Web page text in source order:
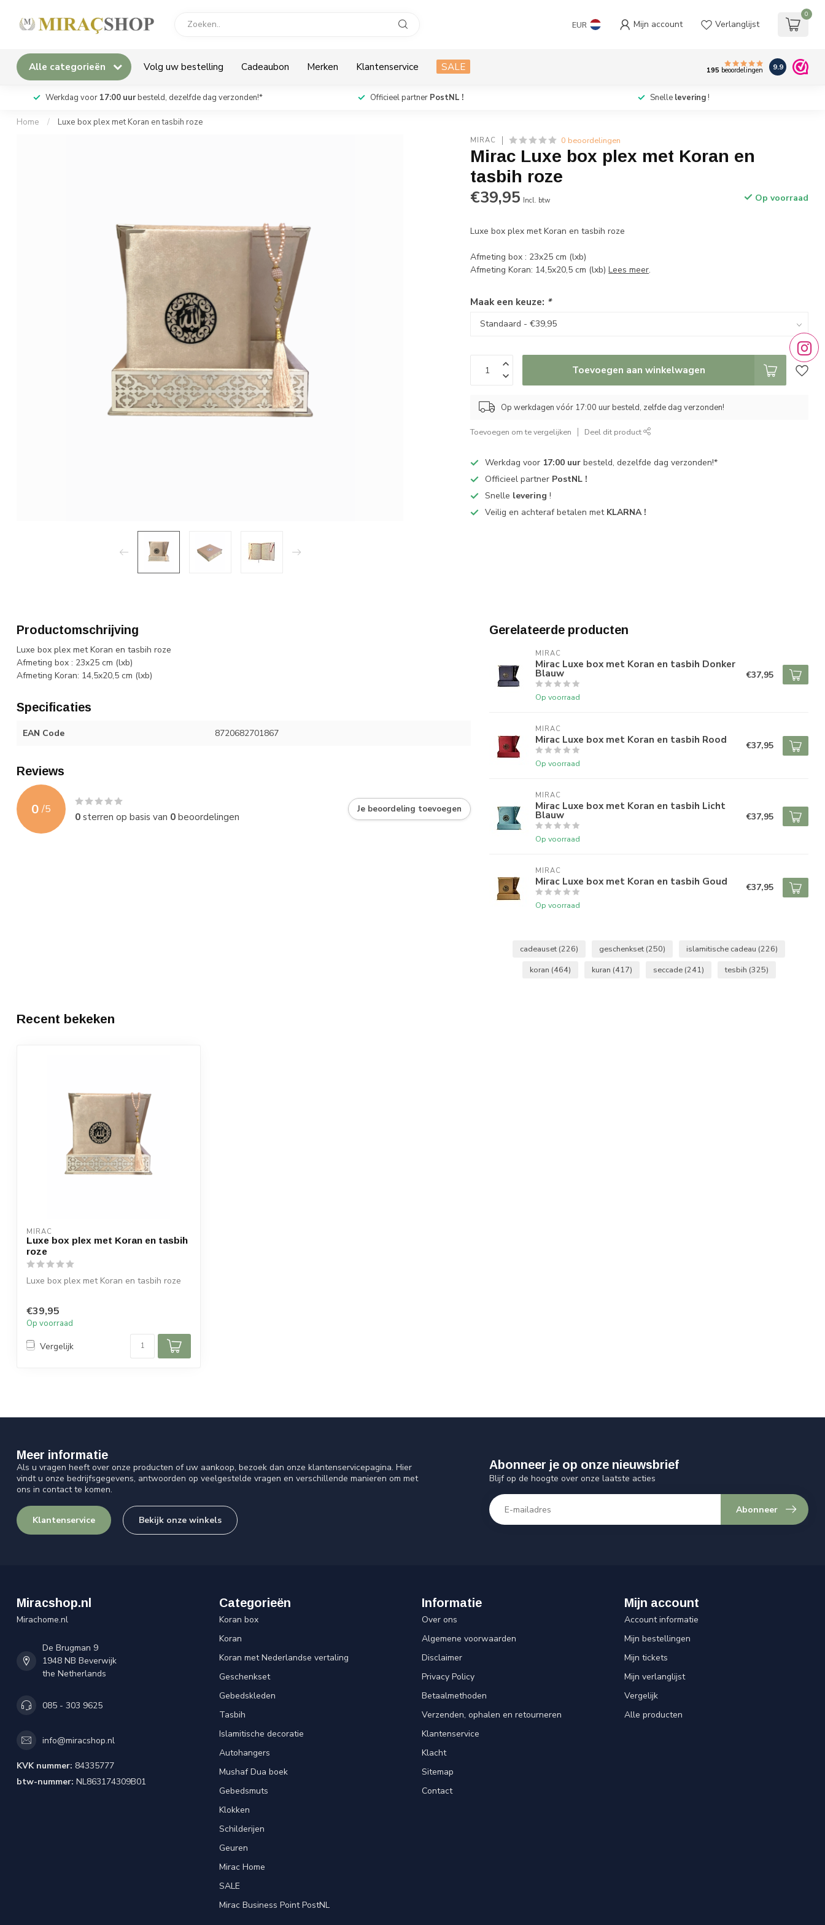
EUR Mijn account Verlanglijst
0
Alle categorieën Volg uw bestelling Cadeaubon Merken Klantenservice SALE 195 beoordelingen 9.9
Werkdag voor 17:00 uurbesteld, dezelfde dag verzonden!* Officieel partner PostNL ! Snelle levering!
Home / Luxe box plex met Koran en tasbih roze
MIRAC 0 beoordelingen
Mirac Luxe box plex met Koran en
tasbih roze
€39,95 Incl. btw Op voorraad
Luxe box plex met Koran en tasbih roze
Afmeting box : 23x25 cm (lxb)
Afmeting Koran: 14,5x20,5 cm (lxb)Lees meer.
Maak een keuze: *
Toevoegen aan winkelwagen
Op werkdagen vóór 17:00 uur besteld, zelfde dag verzonden!
Toevoegen om te vergelijken Deel dit product
Werkdag voor 17:00 uur besteld, dezelfde dag verzonden!*
Officieel partner PostNL !
Snelle levering !
Veilig en achteraf betalen met KLARNA !
Productomschrijving
Luxe box plex met Koran en tasbih roze
Afmeting box : 23x25 cm (lxb)
Afmeting Koran: 14,5x20,5 cm (lxb)
Specificaties
EAN Code 8720682701867
Reviews
0 /5
0sterren op basis van 0beoordelingen
Je beoordeling toevoegen
Gerelateerde producten
MIRAC
Mirac Luxe box met Koran en tasbih Donker
Blauw
Op voorraad
€37,95
MIRAC
Mirac Luxe box met Koran en tasbih Rood
Op voorraad
€37,95
MIRAC
Mirac Luxe box met Koran en tasbih Licht
Blauw
Op voorraad
€37,95
MIRAC
Mirac Luxe box met Koran en tasbih Goud
Op voorraad
€37,95
cadeauset (226) geschenkset (250) islamitische cadeau (226)
koran (464) kuran (417) seccade (241) tesbih (325)
Recent bekeken
MIRAC
Luxe box plex met Koran en tasbih
roze
Luxe box plex met Koran en tasbih roze
Afmetin...
€39,95
Op voorraad
Vergelijk
Meer informatie
Als u vragen heeft over onze producten of uw aankoop, bezoek dan onze klantenservicepagina. Hier
vindt u onze bedrijfsgegevens, antwoorden op veelgestelde vragen en verschillende manieren om met
ons in contact te komen.
Klantenservice Bekijk onze winkels
Abonneer je op onze nieuwsbrief
Blijf op de hoogte over onze laatste acties
Abonneer
Miracshop.nl
Mirachome.nl
De Brugman 9
1948 NB Beverwijk
the Netherlands
085 - 303 9625
info@miracshop.nl
KVK nummer: 84335777
btw-nummer: NL863174309B01
Categorieën
Koran box
Koran
Koran met Nederlandse vertaling
Geschenkset
Gebedskleden
Tasbih
Islamitische decoratie
Autohangers
Mushaf Dua boek
Gebedsmuts
Klokken
Schilderijen
Geuren
Mirac Home
SALE
Mirac Business Point PostNL
Informatie
Over ons
Algemene voorwaarden
Disclaimer
Privacy Policy
Betaalmethoden
Verzenden, ophalen en retourneren
Klantenservice
Klacht
Sitemap
Contact
Mijn account
Account informatie
Mijn bestellingen
Mijn tickets
Mijn verlanglijst
Vergelijk
Alle producten